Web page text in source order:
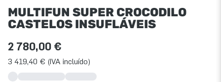
MULTIFUN SUPER CROCODILO
CASTELOS INSUFLÁVEIS
2 780,00 €
3 419,40 € (IVA incluído)